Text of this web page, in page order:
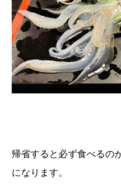
帰省すると必ず食べるの
になります。